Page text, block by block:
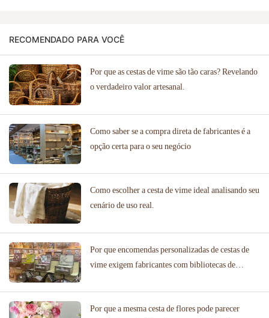
RECOMENDADO PARA VOCÊ
Por que as cestas de vime são tão caras? Revelando
o verdadeiro valor artesanal.
Como saber se a compra direta de fabricantes é a
opção certa para o seu negócio
Como escolher a cesta de vime ideal analisando seu
cenário de uso real.
Por que encomendas personalizadas de cestas de
vime exigem fabricantes com bibliotecas de
Por que a mesma cesta de flores pode parecer